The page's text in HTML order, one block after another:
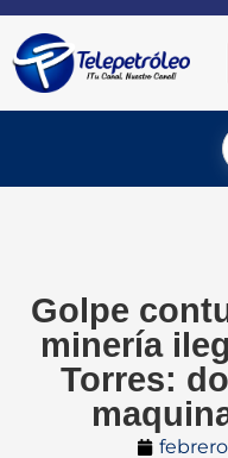
Golpe
minería
Torres:
febrero